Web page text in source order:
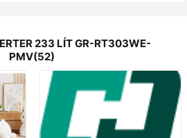
233 LÍT GR-RT303WE-
PMV(52)